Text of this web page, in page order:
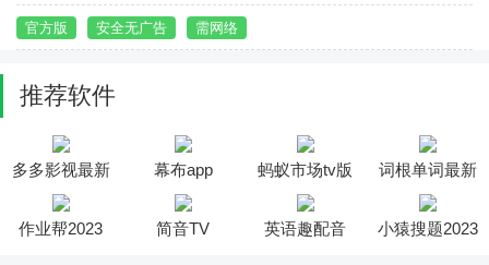
官方版 安全无广告 需网络
推荐软件
多多影视最新
版
幕布app 蚂蚁市场tv版
词根单词最新
版
作业帮2023
简音TV 英语趣配音 小猿搜题2023